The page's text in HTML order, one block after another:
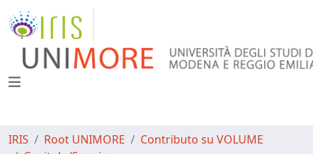
IRIS Root UNIMORE
Contributo su VOLUME